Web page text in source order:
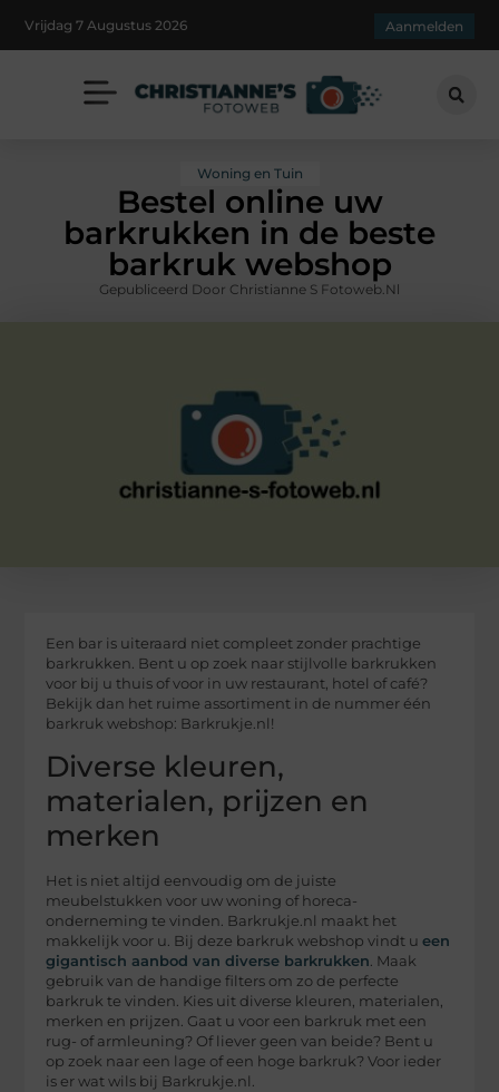
Vrijdag 7 Augustus 2026 Aanmelden
Woning en Tuin
Bestel online uw
barkrukken in de beste
barkruk webshop
Gepubliceerd Door Christianne S Fotoweb.nl
Een bar is uiteraard niet compleet zonder prachtige
barkrukken. Bent u op zoek naar stijlvolle barkrukken
voor bij u thuis of voor in uw restaurant, hotel of café?
Bekijk dan het ruime assortiment in de nummer één
barkruk webshop: Barkrukje.nl!
Diverse kleuren,
materialen, prijzen en
merken
Het is niet altijd eenvoudig om de juiste
meubelstukken voor uw woning of horeca-
onderneming te vinden. Barkrukje.nl maakt het
makkelijk voor u. Bij deze barkruk webshop vindt ueen
gigantisch aanbod van diverse barkrukken. Maak
gebruik van de handige filters om zo de perfecte
barkruk te vinden. Kies uit diverse kleuren, materialen,
merken en prijzen. Gaat u voor een barkruk met een
rug- of armleuning? Of liever geen van beide? Bent u
op zoek naar een lage of een hoge barkruk? Voor ieder
is er wat wils bij Barkrukje.nl.